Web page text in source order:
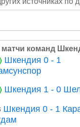
команд
Шкендия 0 - 1
Шкендия 1 - 0
Шкендия 0 - 1